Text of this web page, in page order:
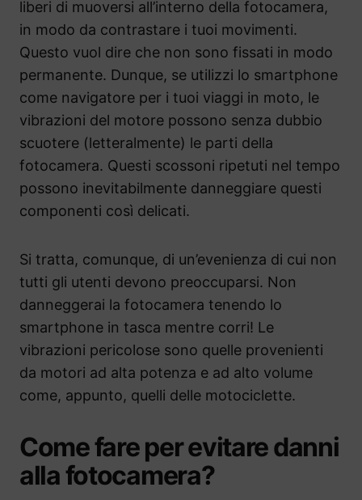
liberi di muoversi all’interno della fotocamera,
in modo da contrastare i tuoi movimenti.
Questo vuol dire che non sono fissati in modo
permanente. Dunque, se utilizzi lo smartphone
come navigatore per i tuoi viaggi in moto, le
vibrazioni del motore possono senza dubbio
scuotere (letteralmente) le parti della
fotocamera. Questi scossoni ripetuti nel tempo
possono inevitabilmente danneggiare questi
componenti così delicati.
Si tratta, comunque, di un’evenienza di cui non
tutti gli utenti devono preoccuparsi. Non
danneggerai la fotocamera tenendo lo
smartphone in tasca mentre corri! Le
vibrazioni pericolose sono quelle provenienti
da motori ad alta potenza e ad alto volume
come, appunto, quelli delle motociclette.
Come fare per evitare danni
alla fotocamera?